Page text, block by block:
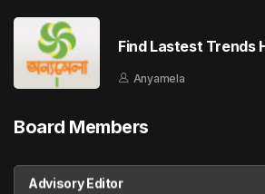
Find Lastest Trends
Anyamela
Board Members
Advisory Editor